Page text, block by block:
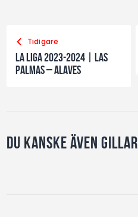
Tidigare
La Liga 2023-2024 | Las
Palmas – Alaves
Du kanske även gillar